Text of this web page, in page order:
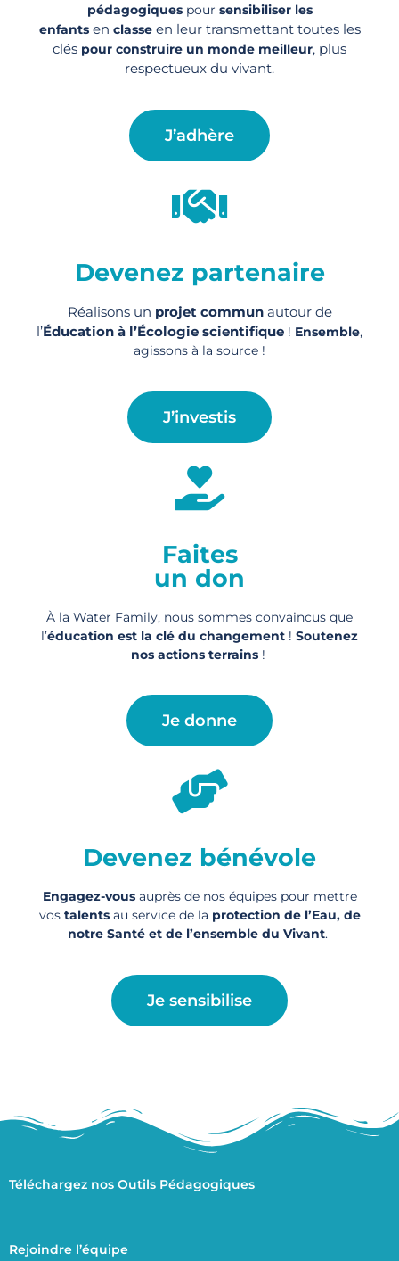
pédagogiquespour sensibiliser les
enfantsen classeen leur transmettant toutes les
clés pour construire un monde meilleur, plus
respectueux du vivant.
J’adhère
Devenez partenaire
Réalisons un projet communautour de
l’Éducation à l’Écologie scientifique ! Ensemble,
agissons à la source !
J’investis
Faites
un don
À la Water Family, nous sommes convaincus que
l’éducation est la clé du changement ! Soutenez
nos actions terrains!
Je donne
Devenez bénévole
Engagez-vousauprès de nos équipes pour mettre
vos talentsau service de la protection de l’Eau, de
notre Santé et de l’ensemble du Vivant.
Je sensibilise
Téléchargez nos Outils Pédagogiques
Rejoindre l’équipe